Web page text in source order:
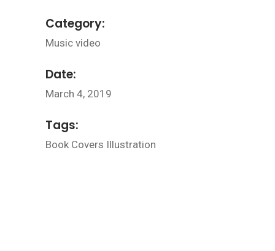
Category:
Music video
Date:
March 4, 2019
Tags:
Book Covers Illustration